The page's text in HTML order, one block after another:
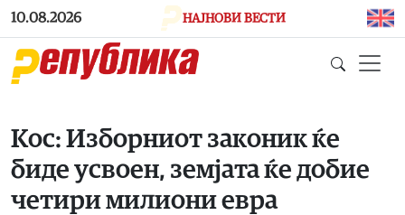
Skip to main content
10.08.2026 НАЈНОВИ ВЕСТИ
Koс: Изборниот законик ќе
биде усвоен, земјата ќе добие
четири милиони евра